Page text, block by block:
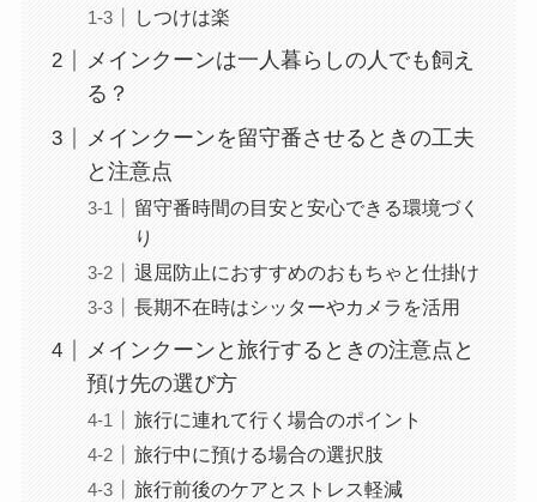
しつけは楽
メインクーンは一人暮らしの人でも飼え
る？
メインクーンを留守番させるときの工夫
と注意点
留守番時間の目安と安心できる環境づく
り
退屈防止におすすめのおもちゃと仕掛け
長期不在時はシッターやカメラを活用
メインクーンと旅行するときの注意点と
預け先の選び方
旅行に連れて行く場合のポイント
旅行中に預ける場合の選択肢
旅行前後のケアとストレス軽減